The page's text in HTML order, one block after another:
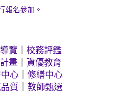
報名參加。
覽 ｜校務評鑑
畫 ｜資優教育
心 ｜修繕中心
質 ｜教師甄選